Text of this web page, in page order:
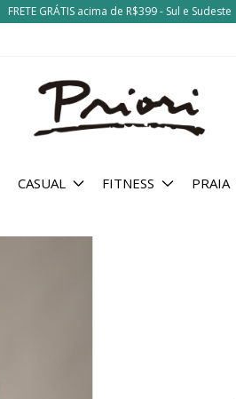
FRETE GRÁTIS acima de R$399 - Sul e Sudeste
CASUAL FITNESS PRAIA